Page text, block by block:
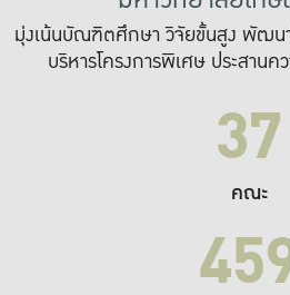
มุ่งเน้นบัณฑิตศึกษา วิจัยขั้นสูง พัฒนา
บริหารโครงการพิเศษ ประสาน
37
คณะ